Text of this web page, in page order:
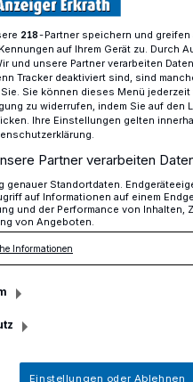
Sebastianus Bruderschaft
des Heiligen Jahres
Anfang Mai eine
Rom für ihre
der
und stand unter der
218-Partner speichern und
auf Ihrem Gerät zu. Durch
und unsere Partner verarbeiten
Tracker deaktiviert sind, sind
Sie können dieses Menü
zu widerrufen, indem Sie auf den
Ihre Einstellungen gelten
Partner verarbeiten
genauer Standortdaten.
auf Informationen auf einem
und der Performance von
von Angeboten.
Informationen
Einstellungen oder Ablehnen